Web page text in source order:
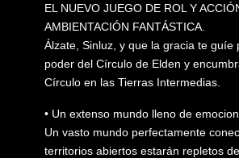
EL NUEVO JUEGO DE ROL Y
AMBIENTACIÓN FANTÁSTICA.
Álzate, Sinluz, y que la gracia te guíe
poder del Círculo de Elden y
Círculo en las Tierras Intermedias.
• Un extenso mundo lleno de
Un vasto mundo perfectamente
territorios abiertos estarán repletos